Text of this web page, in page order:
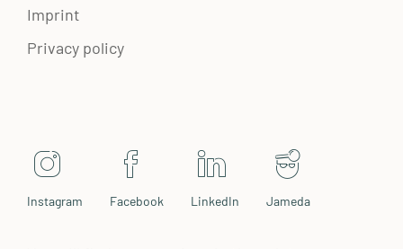
Imprint
Privacy policy
Instagram Facebook LinkedIn Jameda